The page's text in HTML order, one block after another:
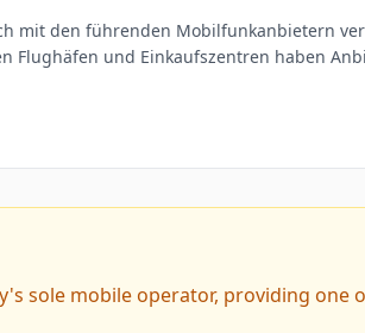
mit den führenden Mobilfunkanbietern
Flughäfen und Einkaufszentren haben
sole mobile operator, providing